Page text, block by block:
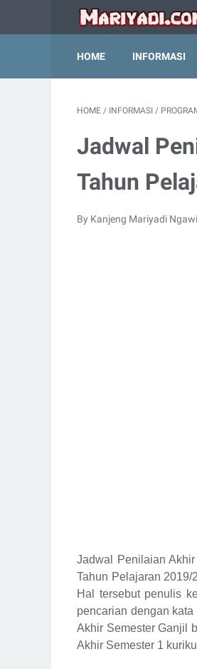
HOME INFORMASI
HOME / INFORMASI /
Jadwal
Tahun
By Kanjeng Mariyadi Ngawi
Jadwal Penilaian
Tahun Pelajaran
Hal tersebut penulis
pencarian dengan
Akhir Semester Ganjil
Akhir Semester 1